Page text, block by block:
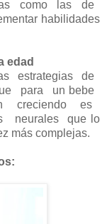
como las de
habilidades
edad
estrategias de
para un bebe
es
neurales que lo
más complejas.